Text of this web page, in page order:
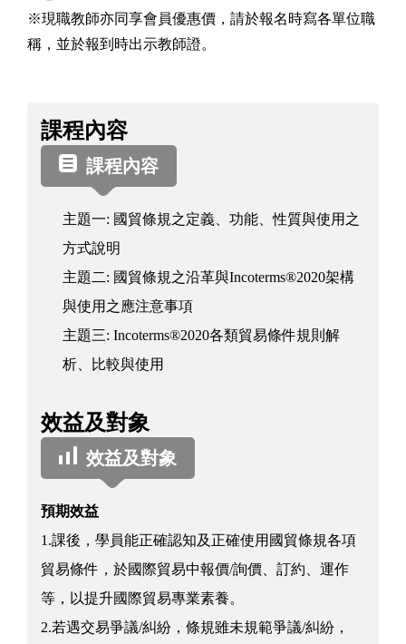
※現職教師亦同享會員優惠價，請於報名時寫各單位職
稱，並於報到時出示教師證。
課
程
資
訊
課程內容
課程內容
主題一: 國貿條規之定義、功能、性質與使用之
方式說明
主題二: 國貿條規之沿革與Incoterms®2020架構
與使用之應注意事項
主題三: Incoterms®2020各類貿易條件規則解
析、比較與使用
效益及對象
效益及對象
預期效益
1.課後，學員能正確認知及正確使用國貿條規各項
貿易條件，於國際貿易中報價/詢價、訂約、運作
等，以提升國際貿易專業素養。
2.若遇交易爭議/糾紛，條規雖未規範爭議/糾紛，